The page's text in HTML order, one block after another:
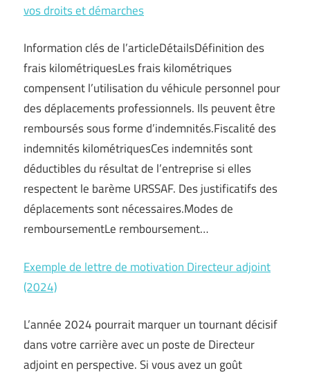
vos droits et démarches
Information clés de l’articleDétailsDéfinition des
frais kilométriquesLes frais kilométriques
compensent l’utilisation du véhicule personnel pour
des déplacements professionnels. Ils peuvent être
remboursés sous forme d’indemnités.Fiscalité des
indemnités kilométriquesCes indemnités sont
déductibles du résultat de l’entreprise si elles
respectent le barème URSSAF. Des justificatifs des
déplacements sont nécessaires.Modes de
remboursementLe remboursement…
Exemple de lettre de motivation Directeur adjoint
(2024)
L’année 2024 pourrait marquer un tournant décisif
dans votre carrière avec un poste de Directeur
adjoint en perspective. Si vous avez un goût